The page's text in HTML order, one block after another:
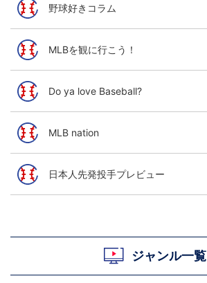
野球好きコラム
MLBを観に行こう！
Do ya love Baseball?
MLB nation
日本人先発投手プレビュー
ジャンル一覧